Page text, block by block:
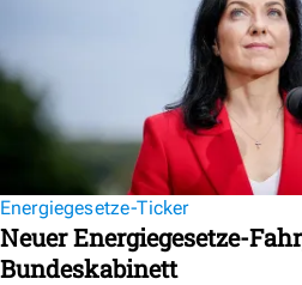
Energiegesetze-Ticker
Neuer Energiegesetze-
Bundeskabinett